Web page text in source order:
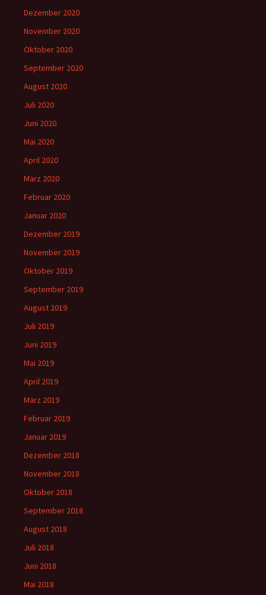
Dezember 2020
November 2020
Oktober 2020
September 2020
August 2020
Juli 2020
Juni 2020
Mai 2020
April 2020
März 2020
Februar 2020
Januar 2020
Dezember 2019
November 2019
Oktober 2019
September 2019
August 2019
Juli 2019
Juni 2019
Mai 2019
April 2019
März 2019
Februar 2019
Januar 2019
Dezember 2018
November 2018
Oktober 2018
September 2018
August 2018
Juli 2018
Juni 2018
Mai 2018